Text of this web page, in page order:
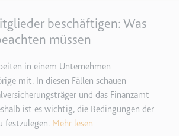
Wird verwendet, um die
Interaktion der Nutzer mit
verfolgen.
1 Tag
HTTP-Cookie
beschäftigen: Was
müssen
in einem Unternehmen
mit. In diesen Fällen schauen
und das Finanzamt
ist es wichtig, die Bedingungen der
festzulegen. Mehr lesen